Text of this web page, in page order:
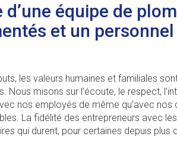
d’une équipe de
et un
les valeurs humaines et familiales
Nous misons sur l’écoute, le respect,
nos employés de même qu’avec nos
La fidélité des entrepreneurs avec
qui durent, pour certaines depuis plus